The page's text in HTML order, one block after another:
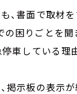
、書面で取材
困りごとを聞
車している理
掲示板の表示